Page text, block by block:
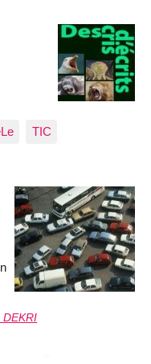
TIC
DEKRI